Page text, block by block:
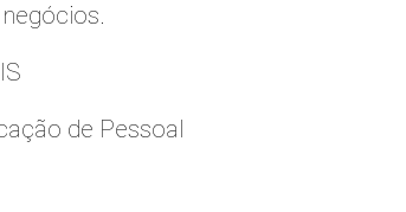
de Pessoal